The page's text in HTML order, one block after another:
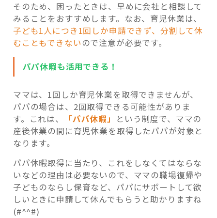
そのため、困ったときは、早めに会社と相談して
みることをおすすめします。なお、育児休業は、
子ども1人につき1回しか申請できず、分割して休
むこともできない ので注意が必要です。
パパ休暇も活用できる！
ママは、1回しか育児休業を取得できませんが、
パパの場合は、2回取得できる可能性がありま
す。これは、
「パパ休暇」
という制度で、ママの
産後休業の間に育児休業を取得したパパが対象と
なります。
パパ休暇取得に当たり、これをしなくてはならな
いなどの理由は必要ないので、ママの職場復帰や
子どものならし保育など、パパにサポートして欲
しいときに申請して休んでもらうと助かりますね
(#^^#)